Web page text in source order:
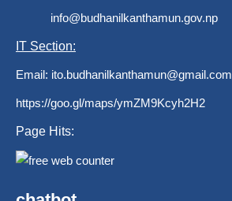
info@budhanilkanthamun.gov.np
IT Section:
Email: ito.budhanilkanthamun@gmail.com
https://goo.gl/maps/ymZM9Kcyh2H2
Page Hits: